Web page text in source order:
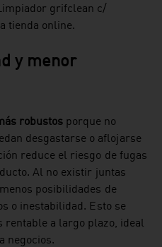
grifclean c/
tienda online.
y menor
robustos porque no
desgastarse o aflojarse
reduce el riesgo de fugas
Al no existir juntas
posibilidades de
o inestabilidad. Esto se
rentable a largo plazo, ideal
negocios.